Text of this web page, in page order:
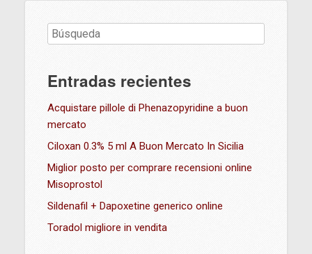
Entradas recientes
Acquistare pillole di Phenazopyridine a buon
mercato
Ciloxan 0.3% 5 ml A Buon Mercato In Sicilia
Miglior posto per comprare recensioni online
Misoprostol
Sildenafil + Dapoxetine generico online
Toradol migliore in vendita